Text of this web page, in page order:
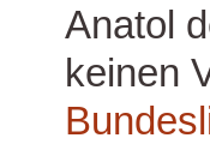
Anatol
keinen